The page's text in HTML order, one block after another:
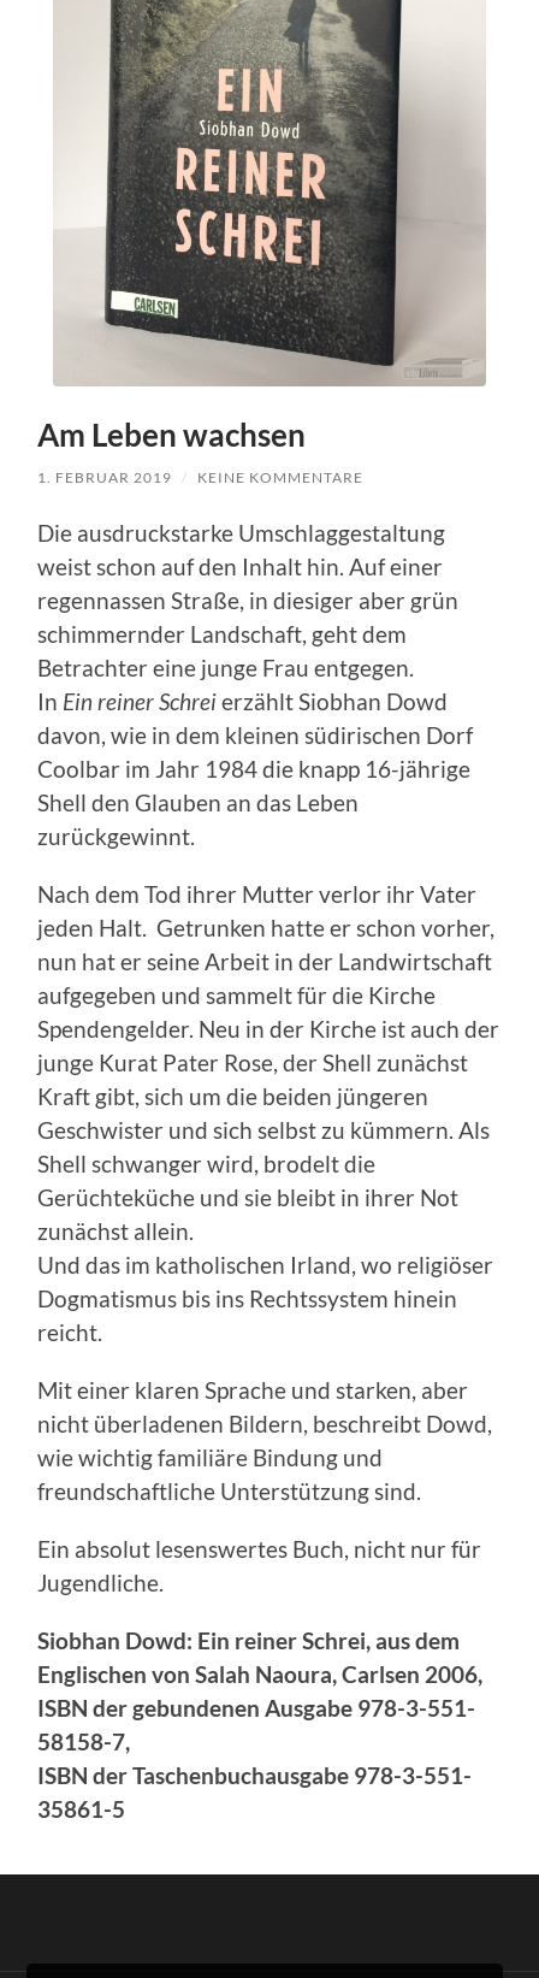
Am Leben wachsen
1. FEBRUAR 2019 / KEINE KOMMENTARE
Die ausdruckstarke Umschlaggestaltung
weist schon auf den Inhalt hin. Auf einer
regennassen Straße, in diesiger aber grün
schimmernder Landschaft, geht dem
Betrachter eine junge Frau entgegen.
In Ein reiner Schreierzählt Siobhan Dowd
davon, wie in dem kleinen südirischen Dorf
Coolbar im Jahr 1984 die knapp 16-jährige
Shell den Glauben an das Leben
zurückgewinnt.
Nach dem Tod ihrer Mutter verlor ihr Vater
jeden Halt. Getrunken hatte er schon vorher,
nun hat er seine Arbeit in der Landwirtschaft
aufgegeben und sammelt für die Kirche
Spendengelder. Neu in der Kirche ist auch der
junge Kurat Pater Rose, der Shell zunächst
Kraft gibt, sich um die beiden jüngeren
Geschwister und sich selbst zu kümmern. Als
Shell schwanger wird, brodelt die
Gerüchteküche und sie bleibt in ihrer Not
zunächst allein.
Und das im katholischen Irland, wo religiöser
Dogmatismus bis ins Rechtssystem hinein
reicht.
Mit einer klaren Sprache und starken, aber
nicht überladenen Bildern, beschreibt Dowd,
wie wichtig familiäre Bindung und
freundschaftliche Unterstützung sind.
Ein absolut lesenswertes Buch, nicht nur für
Jugendliche.
Siobhan Dowd: Ein reiner Schrei, aus dem
Englischen von Salah Naoura, Carlsen 2006,
ISBN der gebundenen Ausgabe 978-3-551-
58158-7,
ISBN der Taschenbuchausgabe 978-3-551-
35861-5